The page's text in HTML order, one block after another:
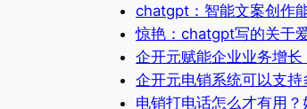
chatgpt：智能文案创作
惊艳：chatgpt写的关于
企开元赋能企业业务增长
企开元电销系统可以支
电销打电话怎么才有用